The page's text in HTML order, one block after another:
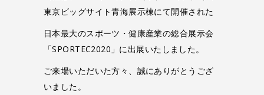
東京ビッグサイト青海展示棟にて開催された
日本最大のスポーツ・健康産業の総合展示会
「SPORTEC2020」に出展いたしました。
ご来場いただいた方々、誠にありがとうござ
いました。